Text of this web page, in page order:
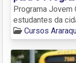
Programa Jovem
estudantes da
Cursos